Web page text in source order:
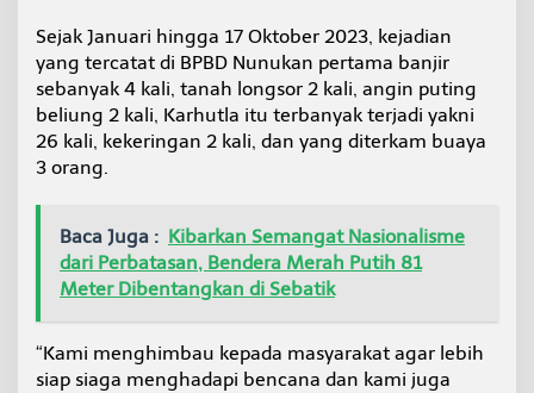
Sejak Januari hingga 17 Oktober 2023, kejadian
yang tercatat di BPBD Nunukan pertama banjir
sebanyak 4 kali, tanah longsor 2 kali, angin puting
beliung 2 kali, Karhutla itu terbanyak terjadi yakni
26 kali, kekeringan 2 kali, dan yang diterkam buaya
3 orang.
Baca Juga : Kibarkan Semangat Nasionalisme
dari Perbatasan, Bendera Merah Putih 81
Meter Dibentangkan di Sebatik
“Kami menghimbau kepada masyarakat agar lebih
siap siaga menghadapi bencana dan kami juga